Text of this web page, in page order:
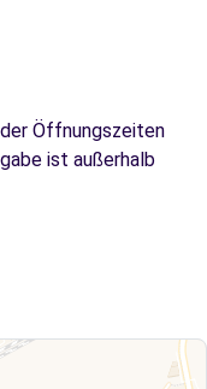
Öffnungszeiten
ist außerhalb